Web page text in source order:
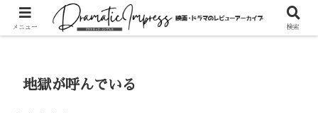
ドラマ
地獄が呼んでいる
メニュー 検索